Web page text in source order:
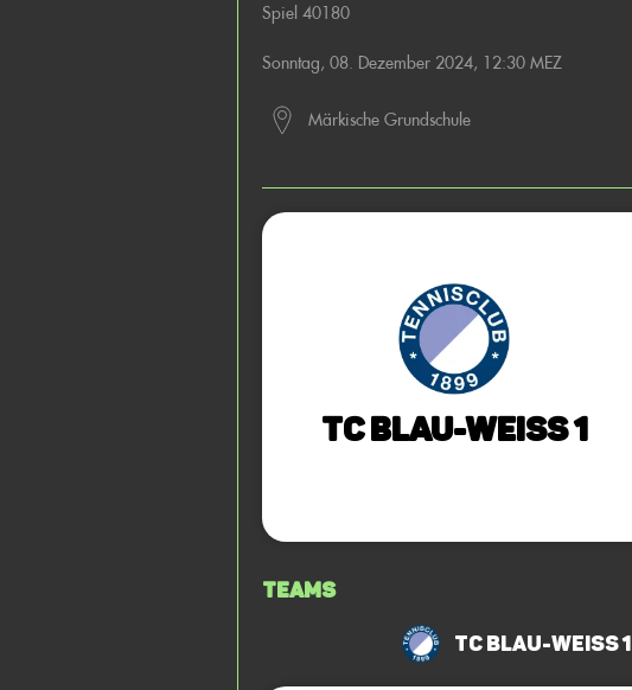
Spiel 40180
Sonntag, 08. Dezember 2024, 12:30 MEZ
Märkische Grundschule
TC Blau-Weiss 1
Teams
TC Blau-Weiss 1